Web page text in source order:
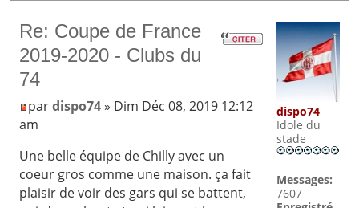
Re: Coupe de France
2019-2020 - Clubs du
74
pardispo74» Dim Déc 08, 2019 12:12
am
Une belle équipe de Chilly avec un
coeur gros comme une maison. ça fait
plaisir de voir des gars qui se battent,
dispo74
Idole du
stade
Messages:
7607